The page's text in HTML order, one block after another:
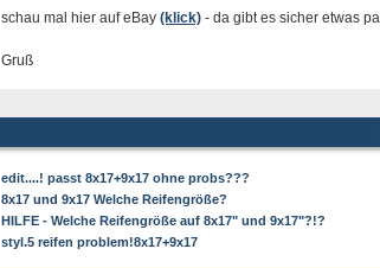
schau mal hier auf eBay (klick) - da gibt es sicher etwas
Gruß
edit....! passt 8x17+9x17 ohne probs???
8x17 und 9x17 Welche Reifengröße?
HILFE - Welche Reifengröße auf 8x17" und 9x17"?!?
styl.5 reifen problem!8x17+9x17